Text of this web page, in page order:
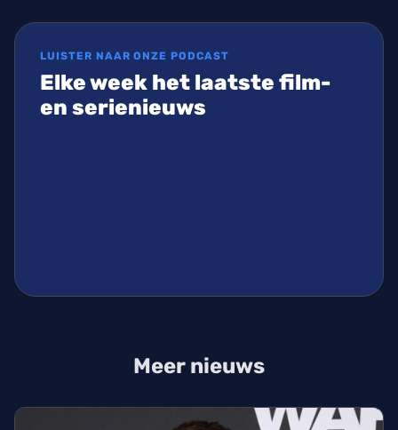
LUISTER NAAR ONZE PODCAST
Elke week het laatste film-
en serienieuws
Meer nieuws